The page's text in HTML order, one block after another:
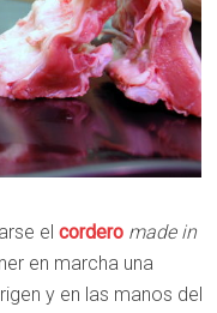
el cordero made in
en marcha una
y en las manos del